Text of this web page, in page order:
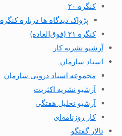
کنگره ۲۰
پژواک دیدگاه ها درباره کنگره ۲۰
کنگره ۲۱ (فوق‌العاده)
آرشیو نشریه کار
اسناد سازمان
مجموعه اسناد درونی سازمان
آرشیو نشریه اکثریت
آرشیو تحلیل هفتگی
کار روزنامه‌ای
تالار گفتگو